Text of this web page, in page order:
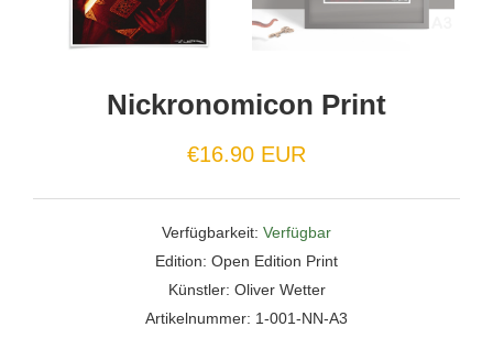
Nickronomicon Print
€16.90 EUR
Verfügbarkeit: Verfügbar
Edition: Open Edition Print
Künstler: Oliver Wetter
Artikelnummer: 1-001-NN-A3